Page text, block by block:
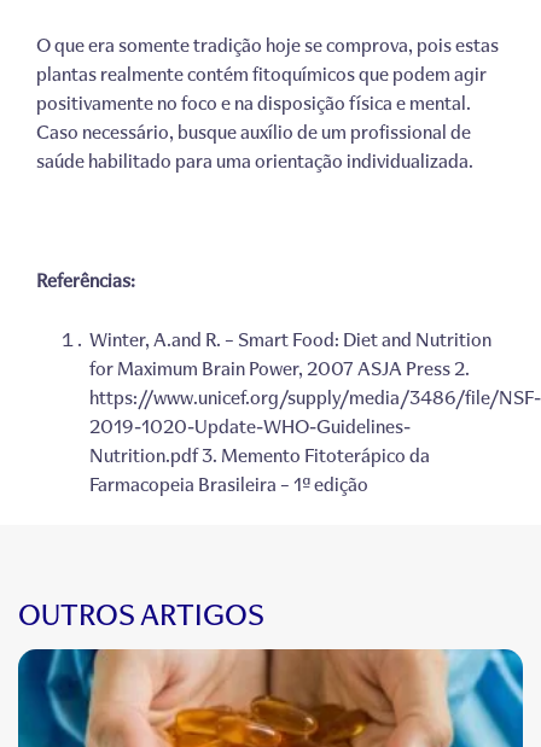
O que era somente tradição hoje se comprova, pois estas
plantas realmente contém fitoquímicos que podem agir
positivamente no foco e na disposição física e mental.
Caso necessário, busque auxílio de um profissional de
saúde habilitado para uma orientação individualizada.
Referências:
Winter, A.and R. – Smart Food: Diet and Nutrition
for Maximum Brain Power, 2007 ASJA Press 2.
https://www.unicef.org/supply/media/3486/file/NSF-
2019-1020-Update-WHO-Guidelines-
Nutrition.pdf 3. Memento Fitoterápico da
Farmacopeia Brasileira – 1ª edição
OUTROS ARTIGOS